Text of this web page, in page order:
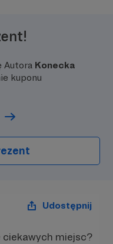
Autora Konecka
kuponu
Udostępnij
ciekawych miejsc?